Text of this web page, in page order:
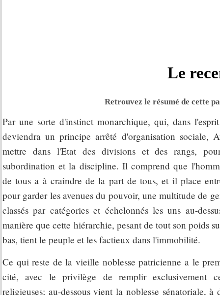
Le
Retrouvez le résumé de cette
Par une sorte d'instinct monarchique, qui, dans
deviendra un principe arrêté d'organisation sociale,
mettre dans l'Etat des divisions et des rangs,
subordination et la discipline. Il comprend que
de tous a à craindre de la part de tous, et il place
pour garder les avenues du pouvoir, une multitude de
classés par catégories et échelonnés les uns au-
manière que cette hiérarchie, pesant de tout son poids
bas, tient le peuple et les factieux dans l'immobilité.
Ce qui reste de la vieille noblesse patricienne a le
cité, avec le privilège de remplir exclusivement
religieuses; au-dessous vient la noblesse sénatoriale,